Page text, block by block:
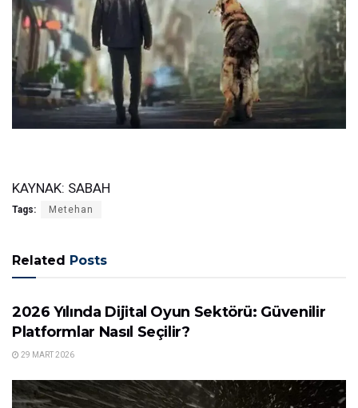
KAYNAK: SABAH
Tags: Metehan
Related Posts
GÜNDEM
2026 Yılında Dijital Oyun Sektörü: Güvenilir
Platformlar Nasıl Seçilir?
29 MART 2026